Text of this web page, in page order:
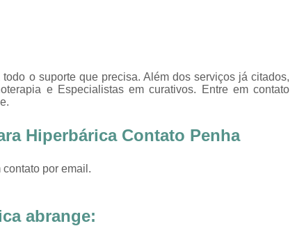
Oxigenoterapia Hiperbárica
Sessão de Câmara Hiperbárica
Sessão de
Sistemas de Oxigenoterapia Tratamento Pé
o suporte que precisa. Além dos serviços já citados,
e Especialistas em curativos. Entre em contato
Hiperbárica Contato Penha
contato por email.
abrange: